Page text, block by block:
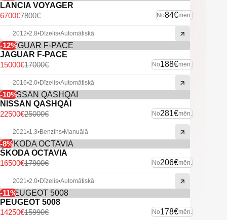
LANCIA VOYAGER
No84€mēn.
7800€
6700€
2012•2.8•Dīzelis•Automātiskā
-12%
JAGUAR F-PACE
No188€mēn.
17000€
15000€
2016•2.0•Dīzelis•Automātiskā
-10%
NISSAN QASHQAI
No281€mēn.
25000€
22500€
2021•1.3•Benzīns•Manuālā
-8%
ŠKODA OCTAVIA
No206€mēn.
17900€
16500€
2021•2.0•Dīzelis•Automātiskā
-11%
PEUGEOT 5008
No178€mēn.
15990€
14250€